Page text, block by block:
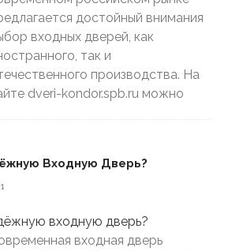
достойный внимания
входных дверей, как
так и
производства. На
dveri-kondor.spb.ru можно
Входную Дверь?
входная дверь